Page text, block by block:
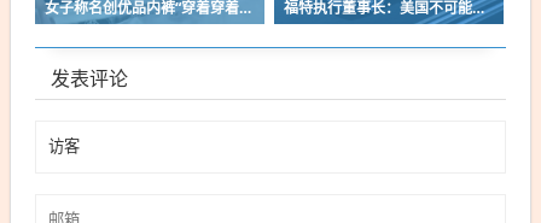
女子称名创优品内裤“穿着穿着掉了”让其颜面尽失 品牌方客服回应：已启动紧急调查 福特执行董事长：美国不可能永远把中国车企挡在门外 进来也有信心击败
发表评论